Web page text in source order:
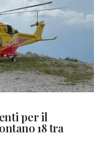
per il
18 tra